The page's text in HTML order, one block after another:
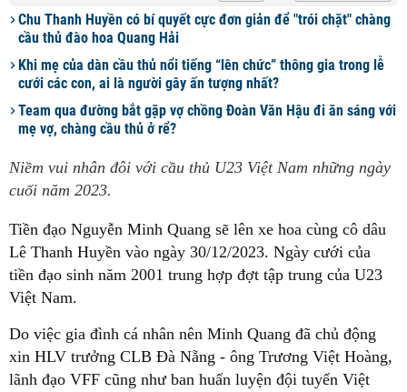
Chu Thanh Huyền có bí quyết cực đơn giản để "trói chặt" chàng
cầu thủ đào hoa Quang Hải
Khi mẹ của dàn cầu thủ nổi tiếng “lên chức” thông gia trong lễ
cưới các con, ai là người gây ấn tượng nhất?
Team qua đường bắt gặp vợ chồng Đoàn Văn Hậu đi ăn sáng với
mẹ vợ, chàng cầu thủ ở rể?
Niềm vui nhân đôi với cầu thủ U23 Việt Nam những ngày
cuối năm 2023.
Tiền đạo Nguyễn Minh Quang sẽ lên xe hoa cùng cô dâu
Lê Thanh Huyền vào ngày 30/12/2023. Ngày cưới của
tiền đạo sinh năm 2001 trung hợp đợt tập trung của U23
Việt Nam.
Do việc gia đình cá nhân nên Minh Quang đã chủ động
xin HLV trưởng CLB Đà Nẵng - ông Trương Việt Hoàng,
lãnh đạo VFF cũng như ban huấn luyện đội tuyển Việt